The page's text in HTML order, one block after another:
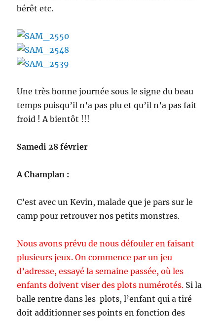
bérêt etc.
Une très bonne journée sous le signe du beau
temps puisqu’il n’a pas plu et qu’il n’a pas fait
froid ! A bientôt !!!
Samedi 28 février
A Champlan :
C’est avec un Kevin, malade que je pars sur le
camp pour retrouver nos petits monstres.
Nous avons prévu de nous défouler en faisant
plusieurs jeux. On commence par un jeu
d’adresse, essayé la semaine passée, où les
enfants doivent viser des plots numérotés. Si la
balle rentre dans les plots, l’enfant qui a tiré
doit additionner ses points en fonction des